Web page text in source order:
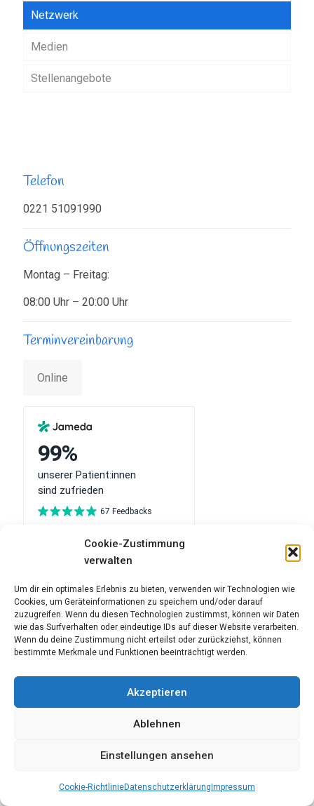
Cookie-Zustimmung
verwalten
Um dir ein optimales Erlebnis zu bieten, verwenden wir Technologien wie
Cookies, um Geräteinformationen zu speichern und/oder darauf
zuzugreifen. Wenn du diesen Technologien zustimmst, können wir Daten
wie das Surfverhalten oder eindeutige IDs auf dieser Website verarbeiten.
Wenn du deine Zustimmung nicht erteilst oder zurückziehst, können
bestimmte Merkmale und Funktionen beeinträchtigt werden.
Akzeptieren
Ablehnen
Einstellungen ansehen
Cookie-RichtlinieDatenschutzerklärung Impressum
Netzwerk
Medien
Stellenangebote
Telefon
0221 51091990
Öffnungszeiten
Montag – Freitag:
08:00 Uhr – 20:00 Uhr
Terminvereinbarung
Online
Über mensana•med